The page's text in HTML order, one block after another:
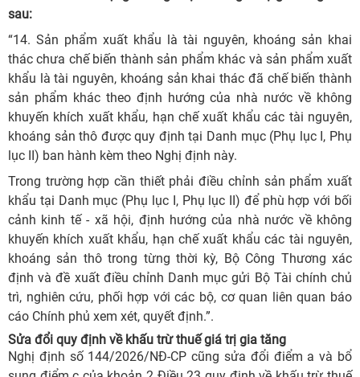
sau:
“14. Sản phẩm xuất khẩu là tài nguyên, khoáng sản khai
thác chưa chế biến thành sản phẩm khác và sản phẩm xuất
khẩu là tài nguyên, khoáng sản khai thác đã chế biến thành
sản phẩm khác theo định hướng của nhà nước về không
khuyến khích xuất khẩu, hạn chế xuất khẩu các tài nguyên,
khoáng sản thô được quy định tại Danh mục (Phụ lục I, Phụ
lục II) ban hành kèm theo Nghị định này.
Trong trường hợp cần thiết phải điều chỉnh sản phẩm xuất
khẩu tại Danh mục (Phụ lục I, Phụ lục II) để phù hợp với bối
cảnh kinh tế - xã hội, định hướng của nhà nước về không
khuyến khích xuất khẩu, hạn chế xuất khẩu các tài nguyên,
khoáng sản thô trong từng thời kỳ, Bộ Công Thương xác
định và đề xuất điều chỉnh Danh mục gửi Bộ Tài chính chủ
trì, nghiên cứu, phối hợp với các bộ, cơ quan liên quan báo
cáo Chính phủ xem xét, quyết định.”.
Sửa đổi quy định về khấu trừ thuế giá trị gia tăng
Nghị định số 144/2026/NĐ-CP cũng sửa đổi điểm a và bổ